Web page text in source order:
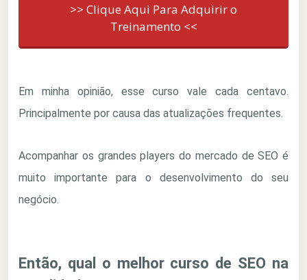
>> Clique Aqui Para Adquirir o
Treinamento <<
Em minha opinião, esse curso vale cada centavo.
Principalmente por causa das atualizações frequentes.
Acompanhar os grandes players do mercado de SEO é
muito importante para o desenvolvimento do seu
negócio.
Então, qual o melhor curso de SEO na